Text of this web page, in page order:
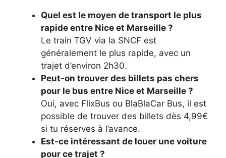
Quel est le moyen de transport le plus
rapide entre Nice et Marseille ?
Le train TGV via la SNCF est
généralement le plus rapide, avec un
trajet d’environ 2h30.
Peut-on trouver des billets pas chers
pour le bus entre Nice et Marseille ?
Oui, avec FlixBus ou BlaBlaCar Bus, il est
possible de trouver des billets dès 4,99€
si tu réserves à l’avance.
Est-ce intéressant de louer une voiture
pour ce trajet ?